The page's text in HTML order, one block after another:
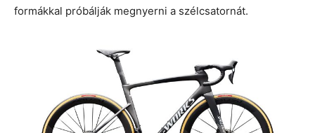
formákkal próbálják megnyerni a szélcsatornát.